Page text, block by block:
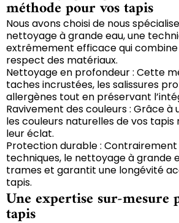
méthode pour vos tapis
Nous avons choisi de nous
nettoyage à grande eau, une
extrêmement efficace qui
respect des matériaux.
Nettoyage en profondeur : Cette
taches incrustées, les salissures
allergènes tout en préservant
Ravivement des couleurs : Grâce à
les couleurs naturelles de vos
leur éclat.
Protection durable : Contrairement
techniques, le nettoyage à grande
trames et garantit une longévité
tapis.
Une expertise sur-mesure
tapis